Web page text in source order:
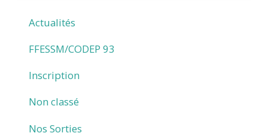
Actualités
FFESSM/CODEP 93
Inscription
Non classé
Nos Sorties